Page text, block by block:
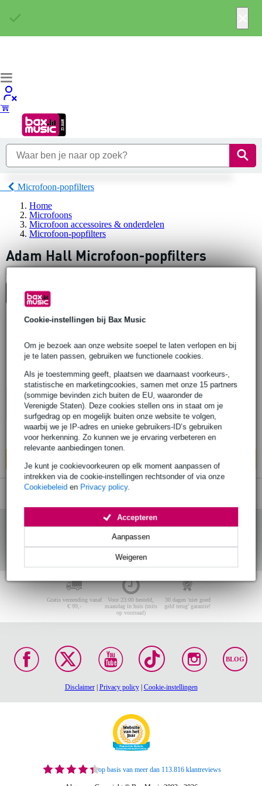
Cookie-instellingen bij Bax Music
Om je bezoek aan onze website soepel te laten verlopen en bij
je te laten passen, gebruiken we functionele cookies.
Als je toestemming geeft, plaatsen we daarnaast voorkeurs-,
statistische en marketingcookies, samen met onze 15 partners
(sommige bevinden zich buiten de EU, waaronder de
Verenigde Staten). Deze cookies stellen ons in staat om je
surfgedrag op en mogelijk buiten onze website te volgen,
waarbij we je IP-adres en unieke gebruikers-ID’s gebruiken
voor herkenning. Zo kunnen we je ervaring verbeteren en
relevante aanbiedingen tonen.
Je kunt je cookievoorkeuren op elk moment aanpassen of
intrekken via de cookie-instellingen rechtsonder of via onze
Cookiebeleid en Privacy policy.
Weigeren
Aanpassen
Accepteren
Microfoon-popfilters
Home
Microfoons
Microfoon accessoires & onderdelen
Microfoon-popfilters
Adam Hall Microfoon-popfilters
Er is
Top-10
lair
10% EXTRA
KORTING MET
CODE: EXTRA10
Adam Hall D 910 pop filter
Adviesprijs € 32,- € 25,-
Op voorraad
Ook in1 winkelop voorraad
Gratis verzending vanaf
€ 99,-
Voor 23:00 besteld,
maandag in huis (mits
op voorraad)
30 dagen 'niet goed
geld terug' garantie!
BLOG
Disclaimer| Privacy policy| Cookie-instellingen
op basis van meer dan 113.816 klantreviews